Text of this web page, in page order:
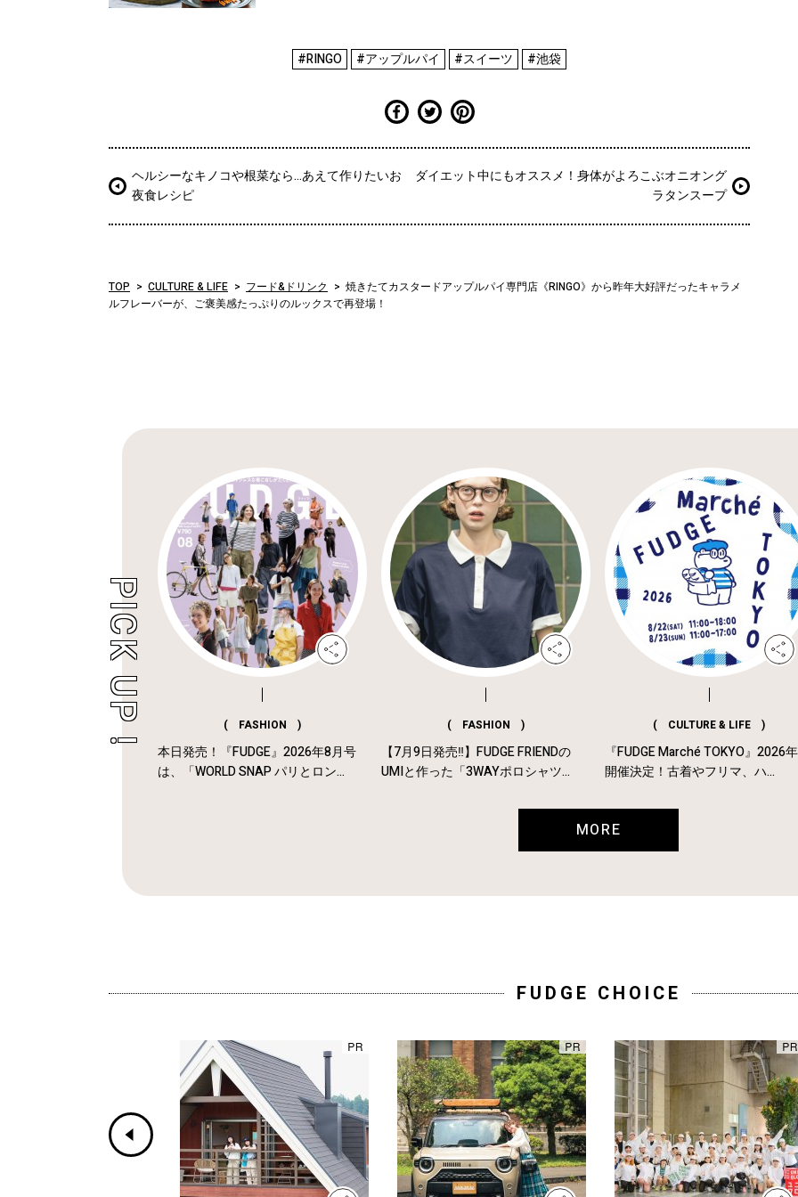
#RINGO #アップルパイ #スイーツ #池袋
ヘルシーなキノコや根菜なら…あえて作りたいお
夜食レシピ
ダイエット中にもオススメ！身体がよろこぶオニオング
ラタンスープ
TOP CULTURE & LIFE フード&ドリンク
焼きたてカスタードアップルパイ専門店《RINGO》から昨年大好評だったキャラメ
ルフレーバーが、ご褒美感たっぷりのルックスで再登場！
( FASHION )
本日発売！『FUDGE』2026年8月号
は、「WORLD SNAP パリとロン...
( FASHION )
【7月9日発売‼︎】FUDGE FRIENDの
UMIと作った「3WAYポロシャツ...
( CULTURE & LIFE )
『FUDGE Marché TOKYO』2026
開催決定！古着やフリマ、ハ...
MORE
FUDGE CHOICE